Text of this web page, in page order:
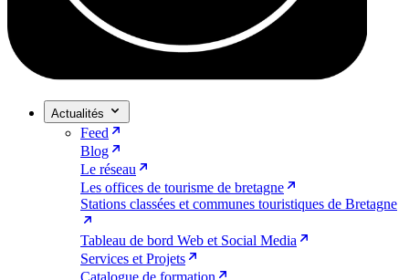
Actualités
Feed
Blog
Le réseau
Les offices de tourisme de bretagne
Stations classées et communes touristiques de Bretagne
Tableau de bord Web et Social Media
Services et Projets
Catalogue de formation